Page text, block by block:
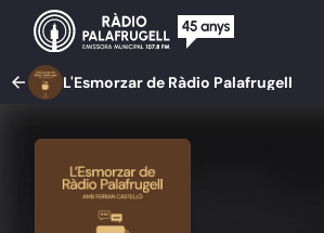
L'Esmorzar de Ràdio Palafrugell